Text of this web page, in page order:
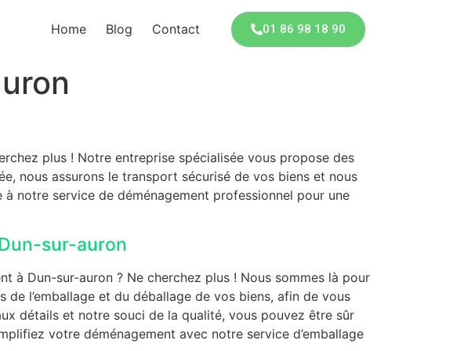
Home Blog Contact 01 86 98 18 90
plus ! Notre entreprise spécialisée vous propose des
nous assurons le transport sécurisé de vos biens et nous
notre service de déménagement professionnel pour une
sur-auron
à Dun-sur-auron ? Ne cherchez plus ! Nous sommes là pour
l’emballage et du déballage de vos biens, afin de vous
détails et notre souci de la qualité, vous pouvez être sûr
votre déménagement avec notre service d’emballage